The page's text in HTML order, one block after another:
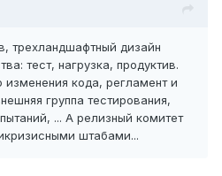
трехландшафтный дизайн
тест, нагрузка, продуктив.
кода, регламент и
группа тестирования,
... А релизный комитет
штабами...